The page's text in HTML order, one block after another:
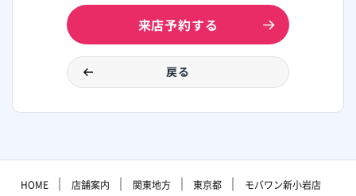
来店予約する
戻る
HOME ｜ 店舗案内 ｜ 関東地方 ｜ 東京都 ｜ モバワン新小岩店